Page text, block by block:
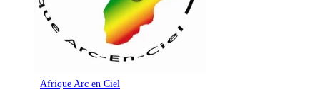
Afrique Arc en Ciel